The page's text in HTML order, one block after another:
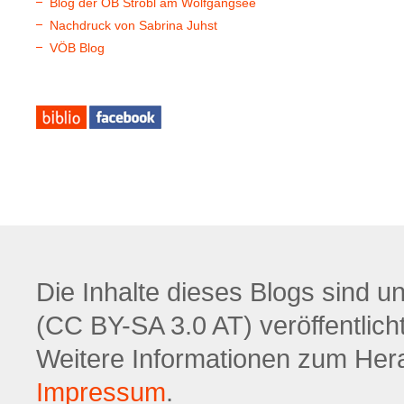
Nachdruck von Sabrina Juhst
VÖB Blog
Die Inhalte dieses Blogs sind
(CC BY-SA 3.0 AT)
Weitere Informationen zum
Impressum.